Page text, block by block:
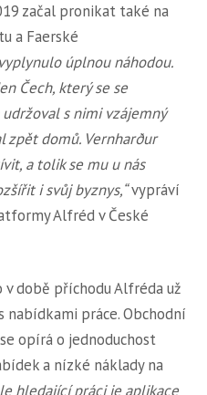
začal pronikat také na
a Faerské
úplnou náhodou.
Čech, který se se
s nimi vzájemný
zpět domů. Vernharður
a tolik se mu u nás
i svůj byznys,“vypráví
Alfréd v České
době příchodu Alfréda už
práce. Obchodní
opírá o jednoduchost
a nízké náklady na
hledající práci je aplikace